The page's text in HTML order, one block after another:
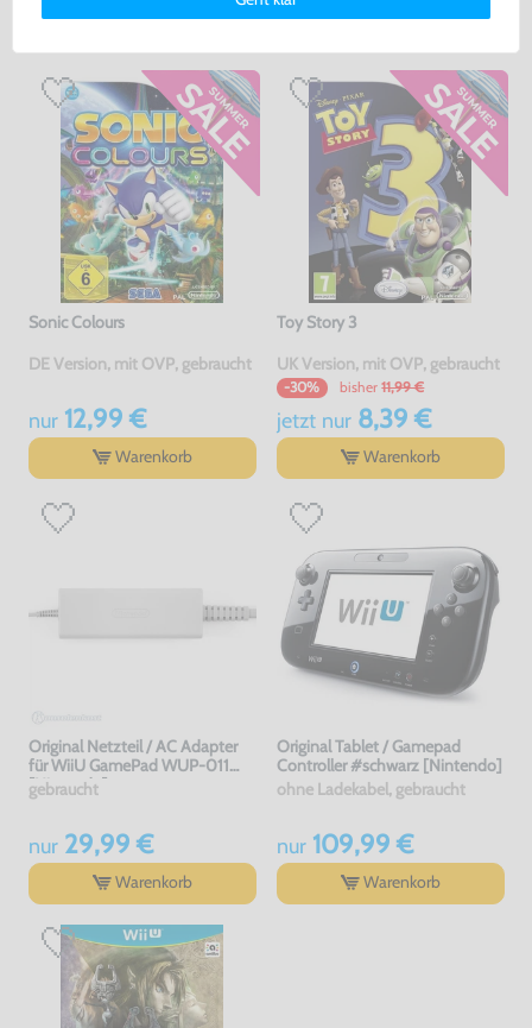
GEKAUFT
Sonic Colours
DE Version, mit OVP, gebraucht
nur12,99 €
Warenkorb
Toy Story 3
UK Version, mit OVP, gebraucht
-30% bisher 11,99 €
jetzt nur8,39 €
Warenkorb
Original Netzteil / AC Adapter
für WiiU GamePad WUP-011
[Nintendo]
gebraucht
nur29,99 €
Warenkorb
Original Tablet / Gamepad
Controller #schwarz [Nintendo]
ohne Ladekabel, gebraucht
nur109,99 €
Warenkorb
Impressum.